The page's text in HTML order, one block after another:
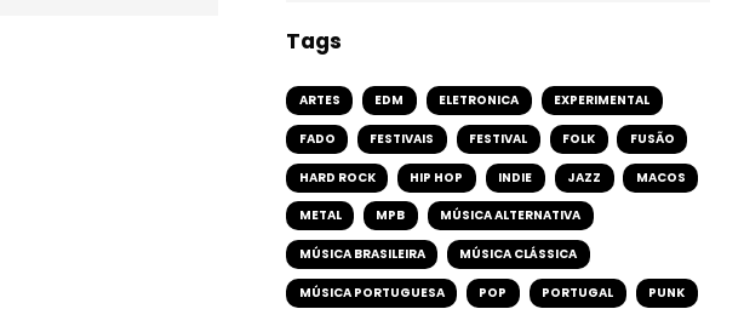
Tags
ARTES EDM ELETRONICA EXPERIMENTAL
FADO FESTIVAIS FESTIVAL FOLK FUSÃO
HARD ROCK HIP HOP INDIE JAZZ MACOS
METAL MPB MÚSICA ALTERNATIVA
MÚSICA BRASILEIRA MÚSICA CLÁSSICA
MÚSICA PORTUGUESA POP PORTUGAL PUNK